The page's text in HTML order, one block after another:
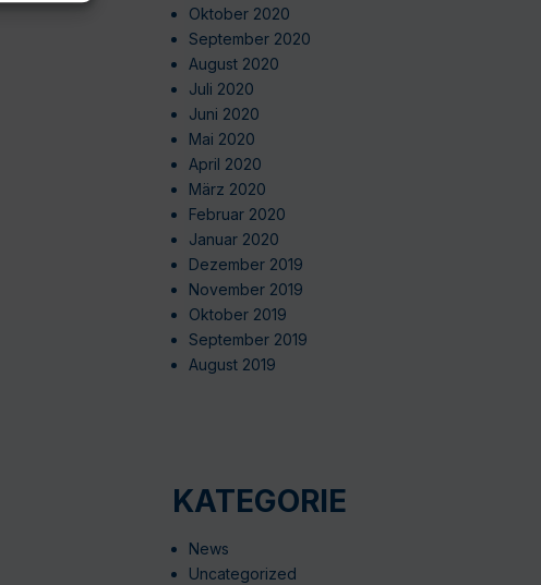
Oktober 2020
September 2020
August 2020
Juli 2020
Juni 2020
Mai 2020
April 2020
März 2020
Februar 2020
Januar 2020
Dezember 2019
November 2019
Oktober 2019
September 2019
August 2019
KATEGORIE
News
Uncategorized